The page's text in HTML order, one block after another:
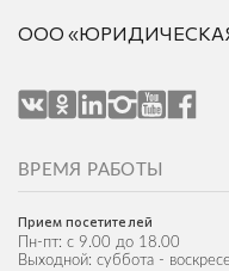
ООО
ВРЕМЯ РАБОТЫ
Прием посетителей
Пн-пт: с 9.00 до 18.00
Выходной: суббота -